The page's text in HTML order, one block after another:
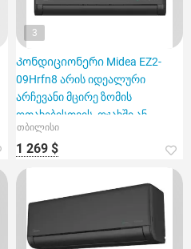
3
Კონდიციონერი Midea EZ2-
09Hrfn8 არის იდეალური
არჩევანი მცირე ზომის
ოთახებისთვის, ოჯახში ან
ოფისში
თბილისი
1 269 $